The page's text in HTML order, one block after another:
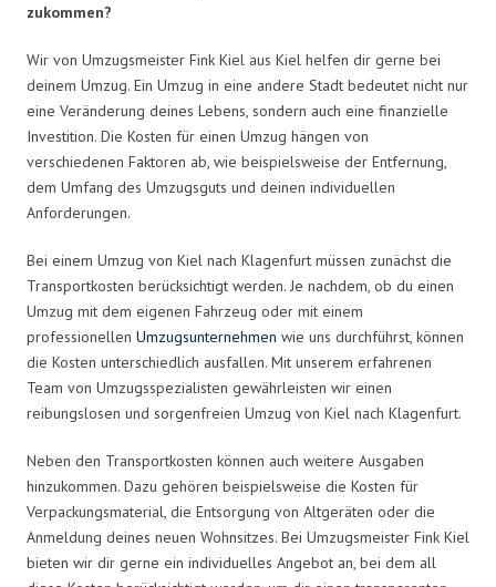
zukommen?
Wir von Umzugsmeister Fink Kiel aus Kiel helfen dir gerne bei
deinem Umzug. Ein Umzug in eine andere Stadt bedeutet nicht nur
eine Veränderung deines Lebens, sondern auch eine finanzielle
Investition. Die Kosten für einen Umzug hängen von
verschiedenen Faktoren ab, wie beispielsweise der Entfernung,
dem Umfang des Umzugsguts und deinen individuellen
Anforderungen.
Bei einem Umzug von Kiel nach Klagenfurt müssen zunächst die
Transportkosten berücksichtigt werden. Je nachdem, ob du einen
Umzug mit dem eigenen Fahrzeug oder mit einem
professionellen Umzugsunternehmen wie uns durchführst, können
die Kosten unterschiedlich ausfallen. Mit unserem erfahrenen
Team von Umzugsspezialisten gewährleisten wir einen
reibungslosen und sorgenfreien Umzug von Kiel nach Klagenfurt.
Neben den Transportkosten können auch weitere Ausgaben
hinzukommen. Dazu gehören beispielsweise die Kosten für
Verpackungsmaterial, die Entsorgung von Altgeräten oder die
Anmeldung deines neuen Wohnsitzes. Bei Umzugsmeister Fink Kiel
bieten wir dir gerne ein individuelles Angebot an, bei dem all